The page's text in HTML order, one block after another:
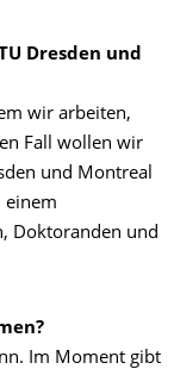
Dresden und
wir arbeiten,
Fall wollen wir
und Montreal
einem
Doktoranden und
Im Moment gibt